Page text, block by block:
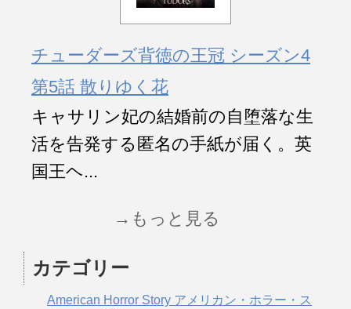
チューダーズ背徳の王冠 シーズン4
第5話 散りゆく花
キャサリン妃の結婚前の自堕落な生
活を告発する匿名の手紙が届く。英
国王ヘ...
→もっと見る
カテゴリー
American Horror Story アメリカン・ホラー・ス